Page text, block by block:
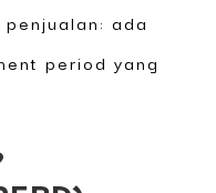
ada
period yang